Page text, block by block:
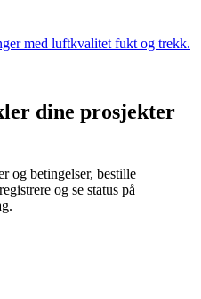
med luftkvalitet fukt og trekk.
dine prosjekter
og betingelser, bestille
og se status på